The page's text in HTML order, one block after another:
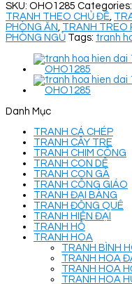
SKU: OHO1285 Categories:
TRANH THEO CHỦ ĐỀ,
PHÒNG ĂN, TRANH TREO
PHÒNG NGỦ Tags: tranh
Danh Mục
TRANH CÁ CHÉP
TRANH CÂY TRE
TRANH CHIM CÔNG
TRANH CON DÊ
TRANH CON GÀ
TRANH CÔNG GIÁO
TRANH ĐẠI BÀNG
TRANH ĐỒNG QUÊ
TRANH HIỆN ĐẠI
TRANH HỔ
TRANH HOA
TRANH BÌNH
TRANH HOA
TRANH HOA
TRANH HOA